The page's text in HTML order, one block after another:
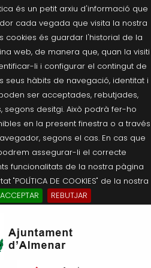
és un petit arxiu d'informació que
cada vegada que visita la nostra
cookies és guardar l'historial de la
web, de manera que, quan la visiti
li i configurar el contingut de
seus hàbits de navegació, identitat i
ser acceptades, rebutjades,
desitgi. Això podrà fer-ho
en la present finestra o a través
segons el cas. En cas que
assegurar-li el correcte
funcionalitats de la nostra pàgina
DE COOKIES" de la nostra
ACCEPTAR
REBUTJAR